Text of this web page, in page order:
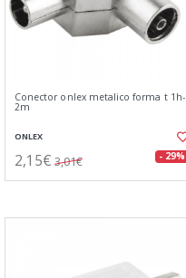
Conector onlex metalico forma t 1h-
2m
ONLEX
2,15€ 3,01€ - 29%